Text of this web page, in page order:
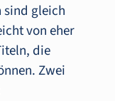
gleich
von eher
die
Zwei